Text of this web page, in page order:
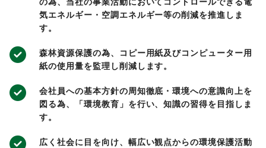
気エネルギー・空調エネルギー等の削減を推進しま
す。
森林資源保護の為、コピー用紙及びコンピューター用
紙の使用量を監理し削減します。
会社員への基本方針の周知徹底・環境への意識向上を
図る為、「環境教育」を行い、知識の習得を目指しま
す。
広く社会に目を向け、幅広い観点からの環境保護活動